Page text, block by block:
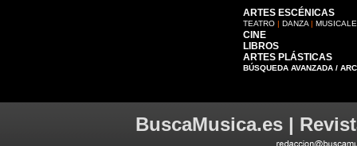
ARTES ESCÉNICAS
TEATRO | DANZA |
CINE
LIBROS
ARTES PLÁSTICAS
BÚSQUEDA AVANZADA /
BuscaMusica.es |